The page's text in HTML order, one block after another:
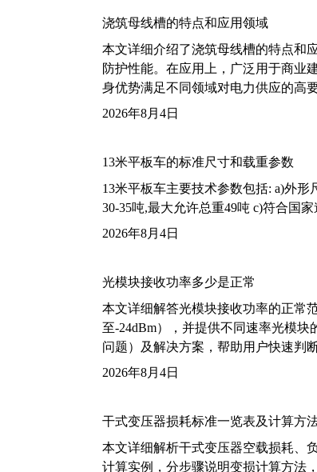
浇筑母线槽的特点和应用领域
本文详细介绍了浇筑母线槽的特点和
防护性能。在应用上，广泛用于商业
身优势满足不同领域对电力供应的高
2026年8月4日
13米平板车的标准尺寸和载重参数
13米平板车主要技术参数包括: a)外形
30-35吨,最大允许总重49吨 c)符合国
2026年8月4日
光模块接收功率多少是正常
本文详细解答光模块接收功率的正常
至-24dBm），并提供不同速率光模
问题）及解决方案，帮助用户快速判
2026年8月4日
干式变压器损耗标准一览表及计算方
本文详细解析干式变压器空载损耗、
计算实例，分步骤说明变损计算方法